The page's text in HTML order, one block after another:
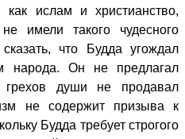
как ислам и христианство,
имели такого чудесного
что Будда угождал
народа. Он не предлагал
грехов души не продавал
не содержит призыва к
Будда требует строгого